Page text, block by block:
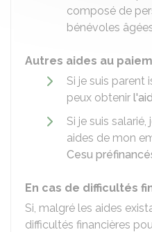
composé de
bénévoles
Autres aides au
Si je suis parent
peux obtenir
Si je suis
aides de mon
Cesu
En cas de difficultés
Si, malgré les aides
difficultés financières